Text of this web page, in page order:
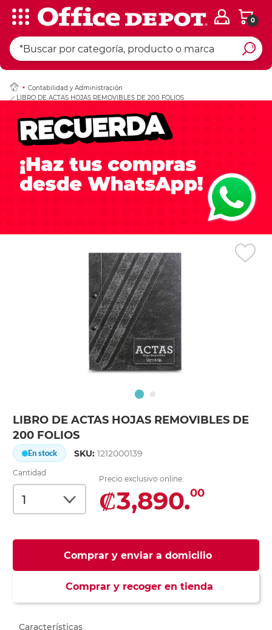
0
Contabilidad y Administración
LIBRO DE ACTAS HOJAS REMOVIBLES DE 200 FOLIOS
LIBRO DE ACTAS HOJAS REMOVIBLES DE
200 FOLIOS
En stock SKU:1212000139
Cantidad
Precio exclusivo online:
₡3,890.00
Comprar y enviar a domicilio
Comprar y recoger en tienda
Ingresar Codigo
Características